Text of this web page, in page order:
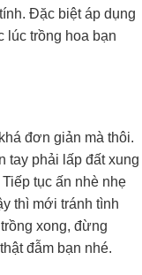
Đặc biệt áp dụng
trồng hoa bạn
đơn giản mà thôi.
tay phải lấp đất xung
tục ấn nhè nhẹ
thì mới tránh tình
xong, đừng
đẫm bạn nhé.